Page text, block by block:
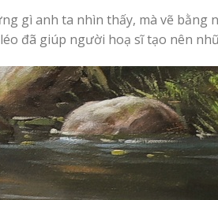
gì anh ta nhìn thấy, mà vẽ bằng
đã giúp người hoạ sĩ tạo nên